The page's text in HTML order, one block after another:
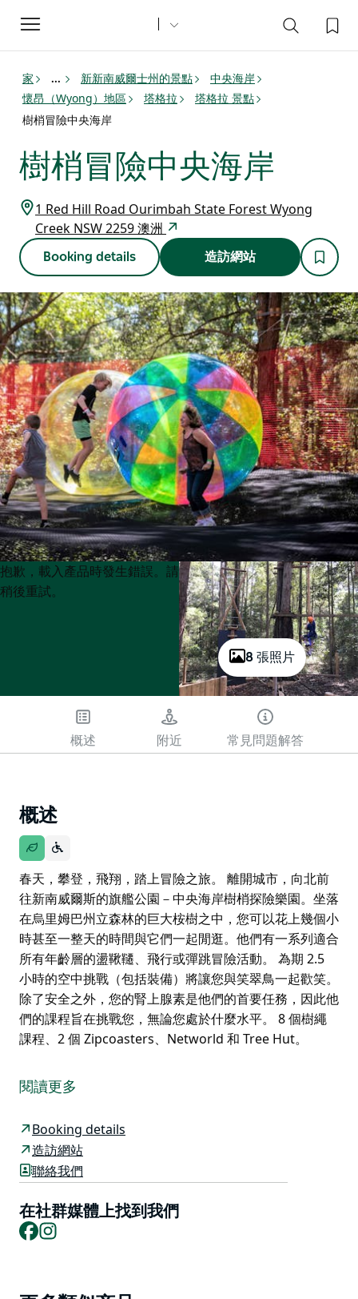
Toggle
navigation
家 ... 新新南威爾士州的景點
中央海岸
懷昂（Wyong）地區
塔格拉
塔格拉 景點
樹梢冒險中央海岸
樹梢冒險中央海岸
1 Red Hill Road Ourimbah State Forest Wyong
Creek NSW 2259 澳洲
Booking details 造訪網站
8 張照片
Product
List
Product
List
抱歉，載入產品時發生錯誤。請
稍後重試。
概述 附近 常見問題解答
概述
春天，攀登，飛翔，踏上冒險之旅。 離開城市，向北前
往新南威爾斯的旗艦公園－中央海岸樹梢探險樂園。坐落
在烏里姆巴州立森林的巨大桉樹之中，您可以花上幾個小
時甚至一整天的時間與它們一起閒逛。他們有一系列適合
所有年齡層的盪鞦韆、飛行或彈跳冒險活動。 為期 2.5
小時的空中挑戰（包括裝備）將讓您與笑翠鳥一起歡笑。
除了安全之外，您的腎上腺素是他們的首要任務，因此他
們的課程旨在挑戰您，無論您處於什麼水平。 8 個樹繩
課程、2 個 Zipcoasters、Networld 和 Tree Hut。
離開城市，向北前往新南威爾斯的旗艦公園－中央海岸樹
您可以花上幾個小時甚至一整天的時間與它們一起閒逛。
他們有一系列適合所有年齡層的盪鞦韆、飛行或彈跳冒險
活動。
起歡笑。除了安全之外，您的腎上腺素是他們的首要任
務，因此他們的課程旨在挑戰您，無論您處於什麼水平。
閱讀更多
Booking details
造訪網站
聯絡我們
在社群媒體上找到我們
Facebook